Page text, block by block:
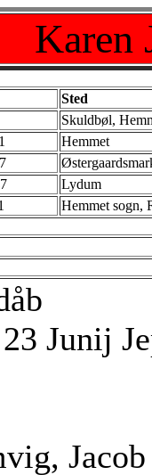
Karen
Sted
Skuldbøl,
Hemmet
Lydum
Hemmet sogn,
Junij